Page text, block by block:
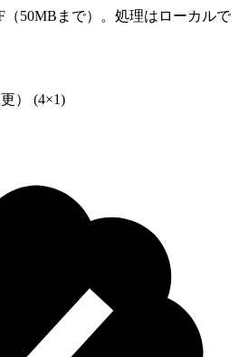
（50MBまで）。処理はローカルで
） (4×1)